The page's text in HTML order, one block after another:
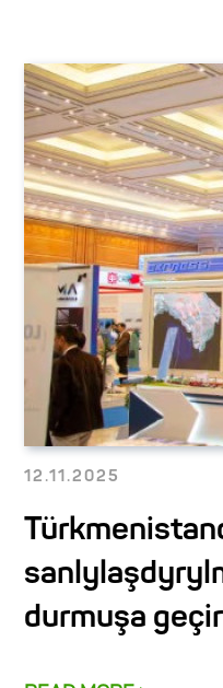
12.11.2025
durmuşa